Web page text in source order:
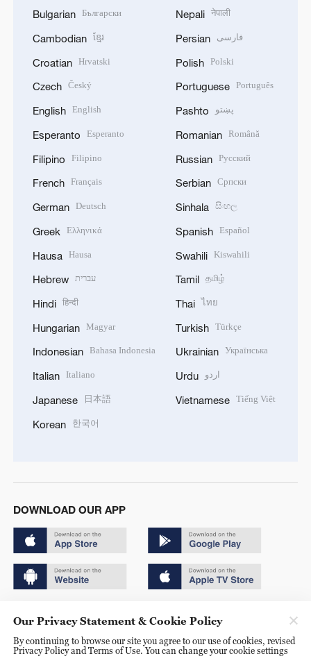
Bulgarian Български
Cambodian ខ្មែរ
Croatian Hrvatski
Czech Český
English English
Esperanto Esperanto
Filipino Filipino
French Français
German Deutsch
Greek Ελληνικά
Hausa Hausa
Hebrew עברית
Hindi हिन्दी
Hungarian Magyar
Indonesian Bahasa Indonesia
Italian Italiano
Japanese 日本語
Korean 한국어
Nepali नेपाली
Persian فارسی
Polish Polski
Portuguese Português
Pashto پښتو
Romanian Română
Russian Русский
Serbian Српски
Sinhala සිංහල
Spanish Español
Swahili Kiswahili
Tamil தமிழ்
Thai ไทย
Turkish Türkçe
Ukrainian Українська
Urdu اردو
Vietnamese Tiếng Việt
DOWNLOAD OUR APP
京ICP备20000184号
Our Privacy Statement & Cookie Policy
By continuing to browse our site you agree to our use of cookies, revised
Privacy Policy and Terms of Use. You can change your cookie settings